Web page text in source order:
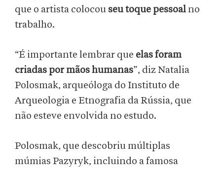
que o artista colocou seu toque pessoal no
trabalho.
“É importante lembrar que elas foram
criadas por mãos humanas”, diz Natalia
Polosmak, arqueóloga do Instituto de
Arqueologia e Etnografia da Rússia, que
não esteve envolvida no estudo.
Polosmak, que descobriu múltiplas
múmias Pazyryk, incluindo a famosa